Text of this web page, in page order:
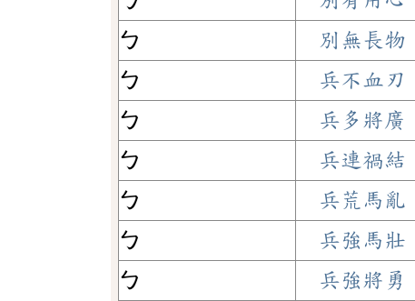
ㄅ
別無長物
ㄅ
兵不血刃
ㄅ
兵多將廣
ㄅ
兵連禍結
ㄅ
兵荒馬亂
ㄅ
兵強馬壯
ㄅ
兵強將勇